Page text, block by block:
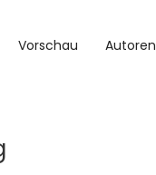
Vorschau Autoren